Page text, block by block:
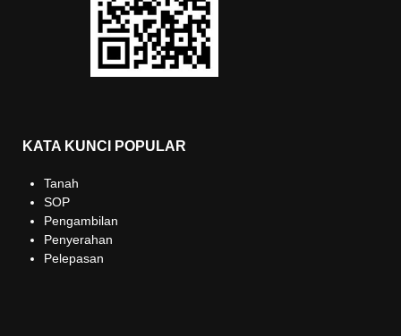
KATA KUNCI POPULAR
Tanah
SOP
Pengambilan
Penyerahan
Pelepasan